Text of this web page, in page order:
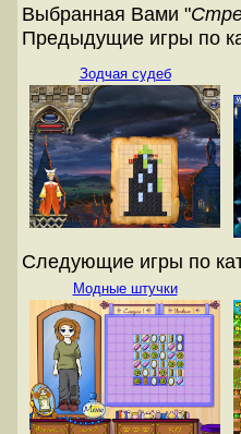
Выбранная Вами "
Предыдущие игры по
Зодчая судеб
Следующие игры по
Модные штучки